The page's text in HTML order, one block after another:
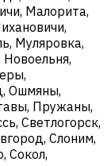
Малорита,
Муляровка,
Ошмяны,
Пружаны,
Светлогорск,
Слоним,
Сокол,